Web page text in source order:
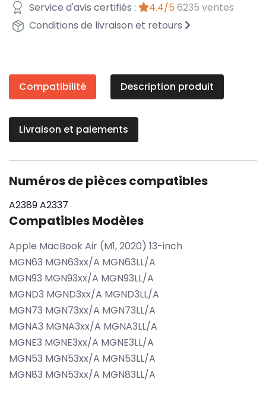
Service d'avis certifiés :
4.4/5 6235 ventes
Conditions de livraison et retours
Compatibilité Description produit
Livraison et paiements
Numéros de pièces compatibles
A2389A2337
Compatibles Modèles
Apple MacBook Air (M1, 2020) 13-inch
MGN63 MGN63xx/A MGN63LL/A
MGN93 MGN93xx/A MGN93LL/A
MGND3 MGND3xx/A MGND3LL/A
MGN73 MGN73xx/A MGN73LL/A
MGNA3 MGNA3xx/A MGNA3LL/A
MGNE3 MGNE3xx/A MGNE3LL/A
MGN53 MGN53xx/A MGN53LL/A
MGN83 MGN53xx/A MGN83LL/A